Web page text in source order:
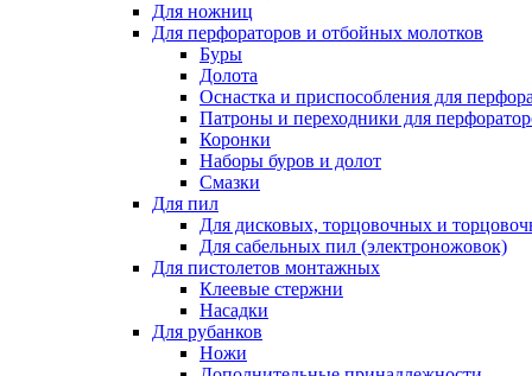
Для ножниц
Для перфораторов и отбойных молотков
Буры
Долота
Оснастка и приспособления для
Патроны и переходники для
Коронки
Наборы буров и долот
Смазки
Для пил
Для дисковых, торцовочных и
Для сабельных пил (электроножовок)
Для пистолетов монтажных
Клеевые стержни
Насадки
Для рубанков
Ножи